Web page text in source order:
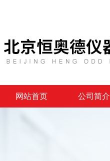
网站首页 公司简介